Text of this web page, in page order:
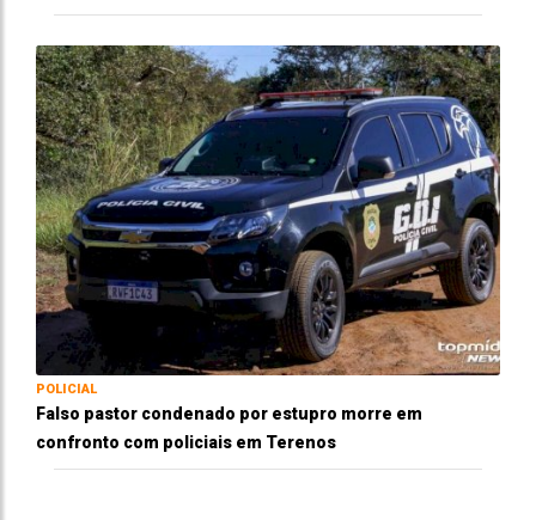
POLICIAL
Falso pastor condenado por estupro morre em
confronto com policiais em Terenos